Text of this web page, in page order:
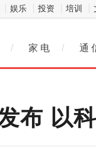
娱乐 投资 培训
/ 家 电 / 通
布 以